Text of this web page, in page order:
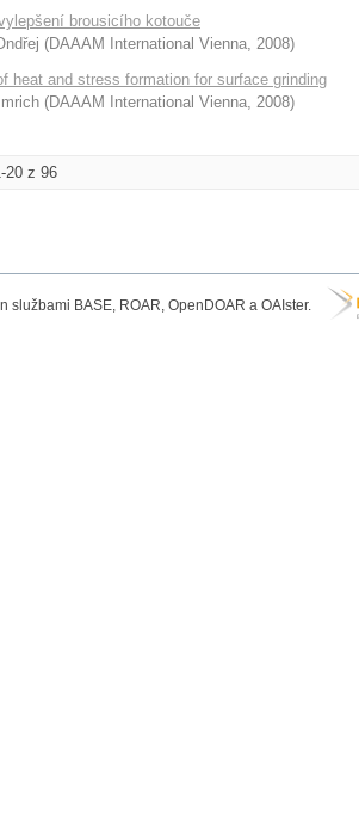
brousicího kotouče
(DAAAM International Vienna, 2008)
heat and stress formation for surface grinding
(DAAAM International Vienna, 2008)
20 z 96
službami BASE, ROAR, OpenDOAR a OAIster.